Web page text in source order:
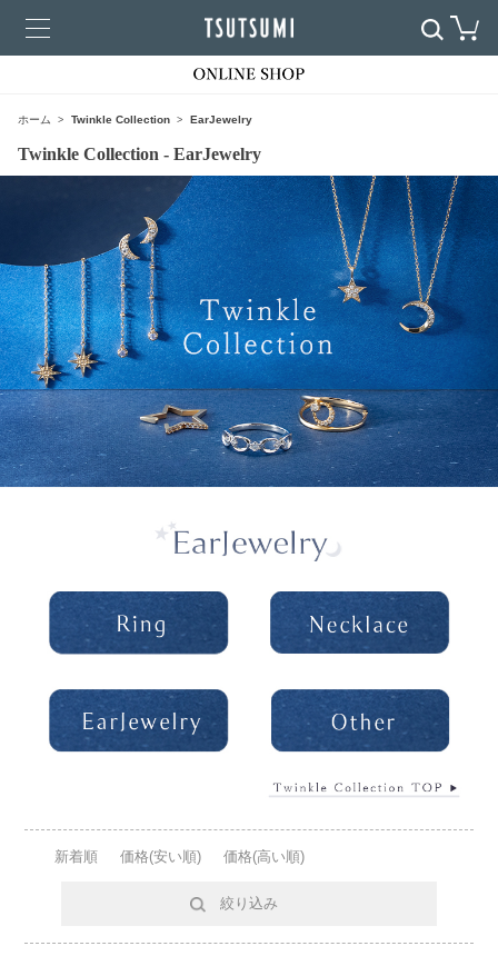
ホーム Twinkle Collection EarJewelry
Twinkle Collection - EarJewelry
新着順 価格(安い順) 価格(高い順)
絞り込み